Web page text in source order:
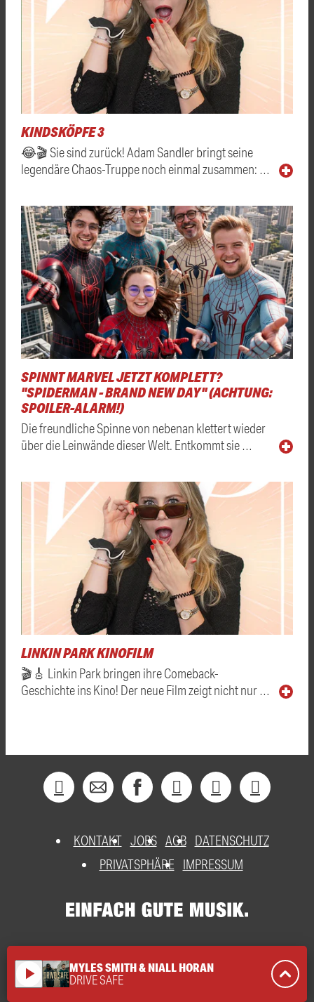
KINDSKÖPFE 3
😂🎬 Sie sind zurück! Adam Sandler bringt seine
legendäre Chaos-Truppe noch einmal zusammen: …
SPINNT MARVEL JETZT KOMPLETT?
"SPIDERMAN - BRAND NEW DAY" (ACHTUNG:
SPOILER-ALARM!)
Die freundliche Spinne von nebenan klettert wieder
über die Leinwände dieser Welt. Entkommt sie …
LINKIN PARK KINOFILM
🎬🎸 Linkin Park bringen ihre Comeback-
Geschichte ins Kino! Der neue Film zeigt nicht nur …
KONTAKT JOBS AGB DATENSCHUTZ
PRIVATSPHÄRE
IMPRESSUM
play_arrow MYLES SMITH & NIALL HORAN
DRIVE SAFE